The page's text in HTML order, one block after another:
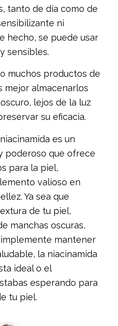
tanto de día como de
ni
hecho, se puede usar
sensibles.
muchos productos de
mejor almacenarlos
lejos de la luz
su eficacia.
es un
poderoso que ofrece
para la piel,
valioso en
Ya sea que
de tu piel,
manchas oscuras,
mantener
la niacinamida
ideal o el
esperando para
tu piel.